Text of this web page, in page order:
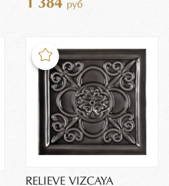
1 384 руб
RELIEVE VIZCAYA